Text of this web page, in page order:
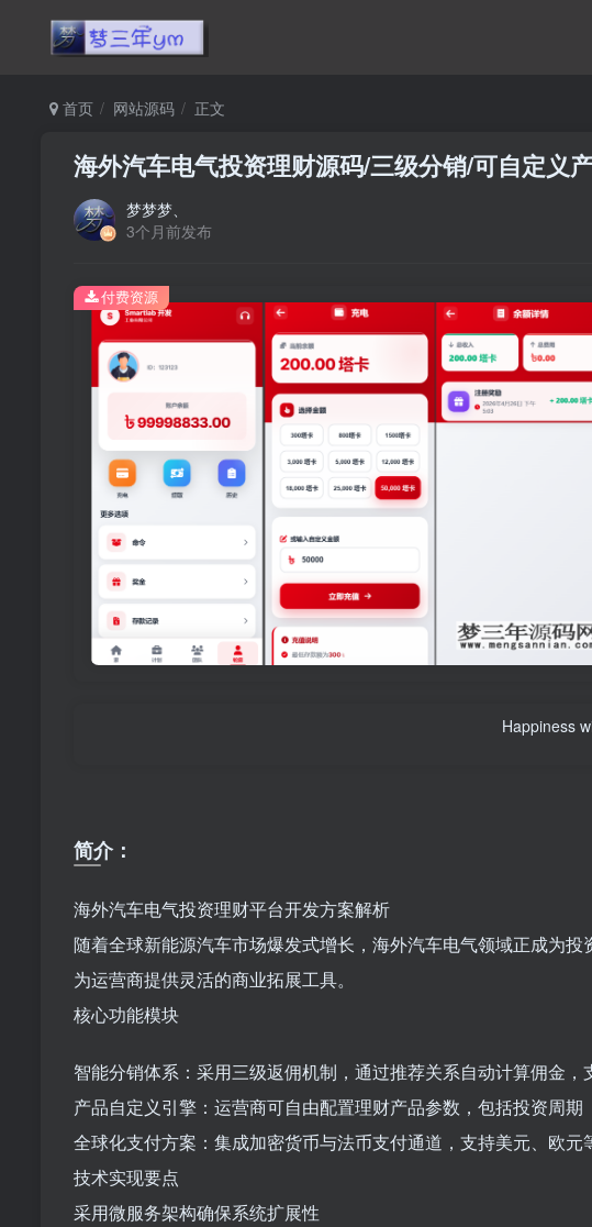
首页 网站源码 正文
海外汽车电气投资理财源码/三级分销/可自定义
梦梦梦、
3个月前发布
付费资源
Happiness
简介：
海外汽车电气投资理财平台开发方案解析
随着全球新能源汽车市场爆发式增长，海外汽车电气领域正成为
为运营商提供灵活的商业拓展工具。
核心功能模块
智能分销体系：采用三级返佣机制，通过推荐关系自动计算佣金
产品自定义引擎：运营商可自由配置理财产品参数，包括投资周
全球化支付方案：集成加密货币与法币支付通道，支持美元、欧元
技术实现要点
采用微服务架构确保系统扩展性